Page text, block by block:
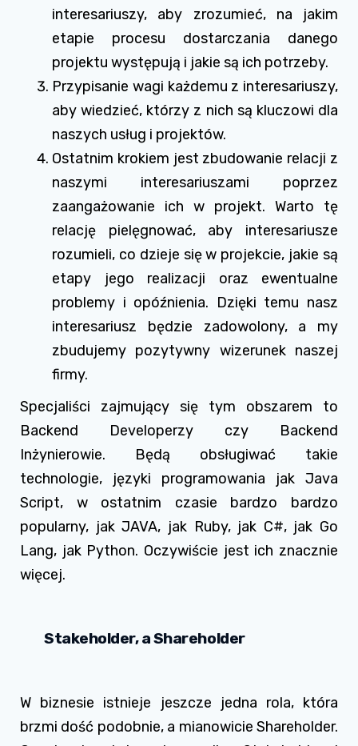
interesariuszy, aby zrozumieć, na jakim
etapie procesu dostarczania danego
projektu występują i jakie są ich potrzeby.
Przypisanie wagi każdemu z interesariuszy,
aby wiedzieć, którzy z nich są kluczowi dla
naszych usług i projektów.
Ostatnim krokiem jest zbudowanie relacji z
naszymi interesariuszami poprzez
zaangażowanie ich w projekt. Warto tę
relację pielęgnować, aby interesariusze
rozumieli, co dzieje się w projekcie, jakie są
etapy jego realizacji oraz ewentualne
problemy i opóźnienia. Dzięki temu nasz
interesariusz będzie zadowolony, a my
zbudujemy pozytywny wizerunek naszej
firmy.
Specjaliści zajmujący się tym obszarem to
Backend Developerzy czy Backend
Inżynierowie. Będą obsługiwać takie
technologie, języki programowania jak Java
Script, w ostatnim czasie bardzo bardzo
popularny, jak JAVA, jak Ruby, jak C#, jak Go
Lang, jak Python. Oczywiście jest ich znacznie
więcej.
Stakeholder, a Shareholder
W biznesie istnieje jeszcze jedna rola, która
brzmi dość podobnie, a mianowicie Shareholder.